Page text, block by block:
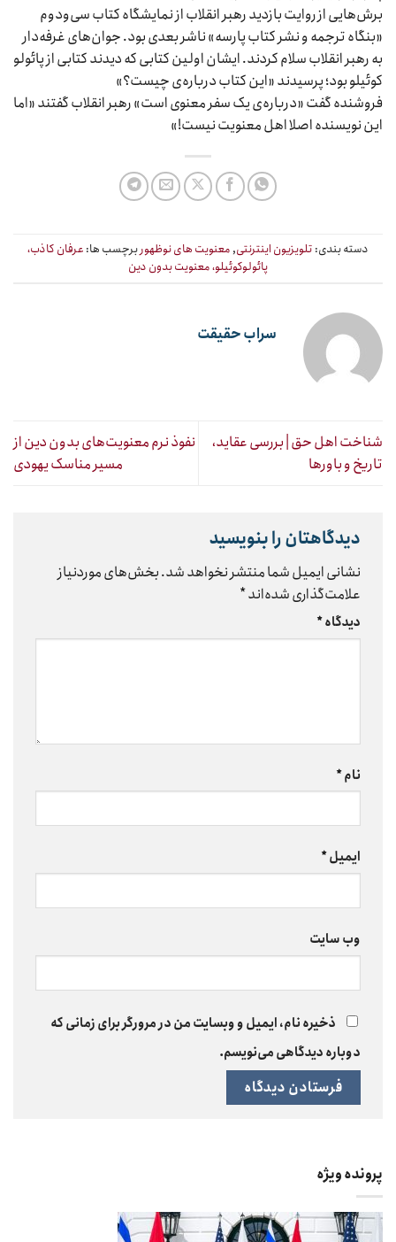
برش‌هایی از روایت بازدید رهبر انقلاب از نمایشگاه کتاب سی‌ودوم
«بنگاه ترجمه و نشر کتاب پارسه» ناشر بعدی بود. جوان‌های غرفه‌دار
به رهبر انقلاب سلام کردند. ایشان اولین کتابی که دیدند کتابی از پائولو
کوئیلو بود؛ پرسیدند «این کتاب درباره‌ی چیست؟»
فروشنده گفت «درباره‌ی یک سفر معنوی است» رهبر انقلاب گفتند «اما
این نویسنده اصلا اهل معنویت نیست!»
دسته بندی: تلویزیون اینترنتی,معنویت های نوظهوربرچسب ها: عرفان کاذب،
پائولوکوئیلو، معنویت بدون دین
سراب حقیقت
شناخت اهل حق | بررسی عقاید،
تاریخ و باورها
نفوذ نرم معنویت‌های بدون دین از
مسیر مناسک یهودی
دیدگاهتان را بنویسید
نشانی ایمیل شما منتشر نخواهد شد.بخش‌های موردنیاز
علامت‌گذاری شده‌اند*
دیدگاه*
نام*
ایمیل*
وب‌ سایت
ذخیره نام، ایمیل و وبسایت من در مرورگر برای زمانی که
دوباره دیدگاهی می‌نویسم.
پرونده ویژه